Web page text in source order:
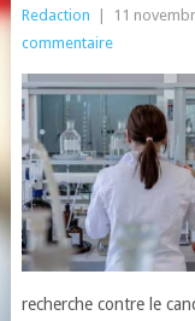
Redaction 11
commentaire
recherche contre le